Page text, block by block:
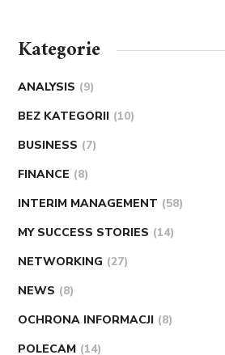
Kategorie
ANALYSIS (9)
BEZ KATEGORII (10)
BUSINESS (7)
FINANCE (8)
INTERIM MANAGEMENT (58)
MY SUCCESS STORIES (14)
NETWORKING (27)
NEWS (8)
OCHRONA INFORMACJI (8)
POLECAM (14)